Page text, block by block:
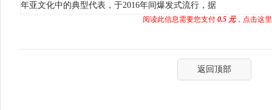
年亚文化中的典型代表，于2016年间爆发式流行，据
阅读此信息需要您支付 0.5 元，点击这
返回顶部